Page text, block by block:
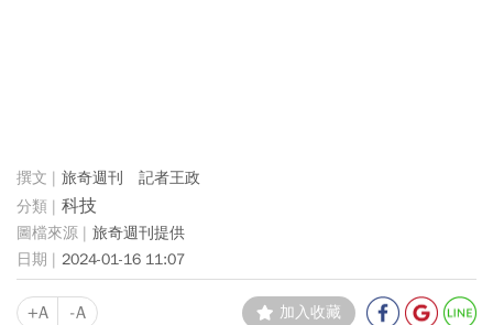
旅奇週刊 記者王政
科技
旅奇週刊提供
2024-01-16 11:07
+A -A 加入收藏